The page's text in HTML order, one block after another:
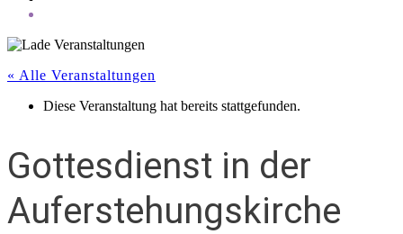
« Alle Veranstaltungen
Diese Veranstaltung hat bereits stattgefunden.
Gottesdienst in der
Auferstehungskirche